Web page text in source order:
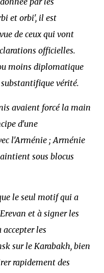
et orbi', il est
de ceux qui vont
officielles.
moins diplomatique
vérité.
avaient forcé la main
d'une
l'Arménie ; Arménie
sous blocus
le seul motif qui a
et à signer les
accepter les
sur le Karabakh, bien
rapidement des